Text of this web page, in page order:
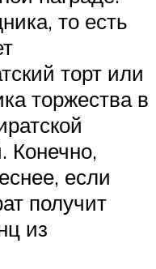
то есть
торт или
торжества в
Конечно,
если
получит
из